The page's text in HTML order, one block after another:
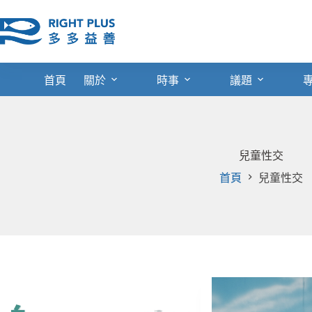
至
主
首頁 關於 時事 議題
兒童性交
首頁
兒童性交